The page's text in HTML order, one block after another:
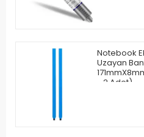
Notebook
Uzayan
- 2 Adet)